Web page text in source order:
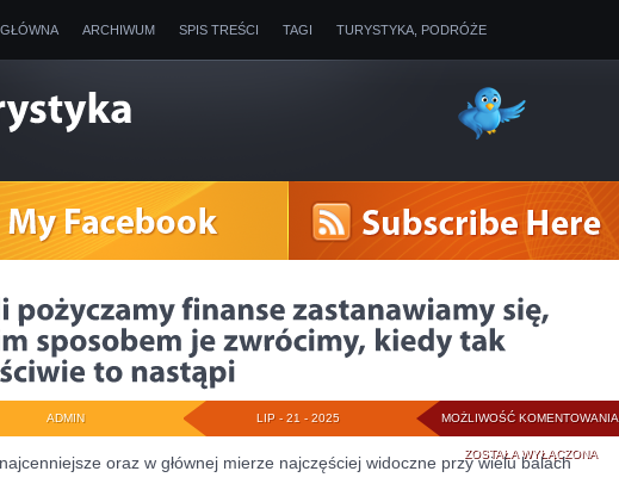
ARCHIWUM SPIS TREŚCI TAGI TURYSTYKA, PODRÓŻE
MOŻLIWOŚĆ KOMENTOWANIA
ZOSTAŁA WYŁĄCZONA
LIP - 21 - 2025
ADMIN
oraz w głównej mierze najczęściej widoczne przy wielu balach